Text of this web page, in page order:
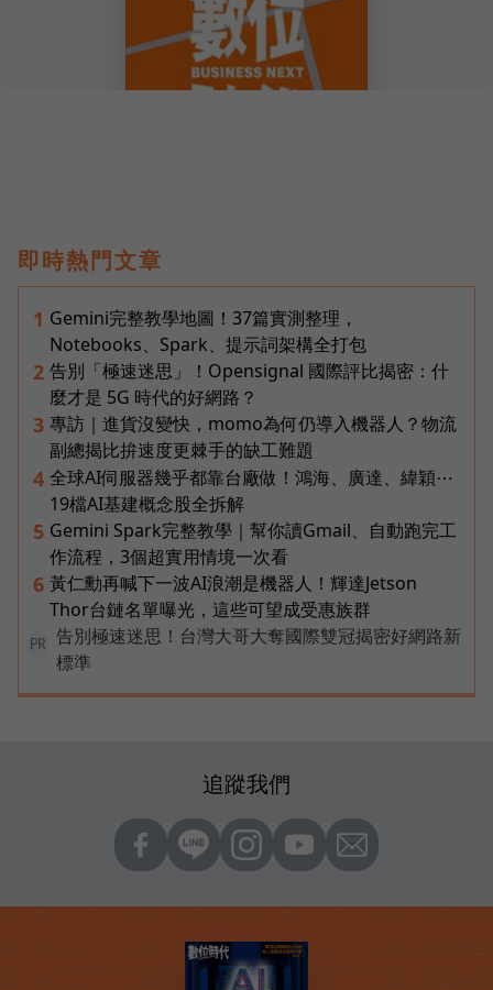
即時熱門文章
1 Gemini完整教學地圖！37篇實測整理，
Notebooks、Spark、提示詞架構全打包
2 告別「極速迷思」！Opensignal 國際評比揭密：什
麼才是 5G 時代的好網路？
3 專訪｜進貨沒變快，momo為何仍導入機器人？物流
副總揭比拚速度更棘手的缺工難題
4 全球AI伺服器幾乎都靠台廠做！鴻海、廣達、緯穎⋯
19檔AI基建概念股全拆解
5 Gemini Spark完整教學｜幫你讀Gmail、自動跑完工
作流程，3個超實用情境一次看
6 黃仁勳再喊下一波AI浪潮是機器人！輝達Jetson
Thor台鏈名單曝光，這些可望成受惠族群
PR
告別極速迷思！台灣大哥大奪國際雙冠揭密好網路新
標準
追蹤我們